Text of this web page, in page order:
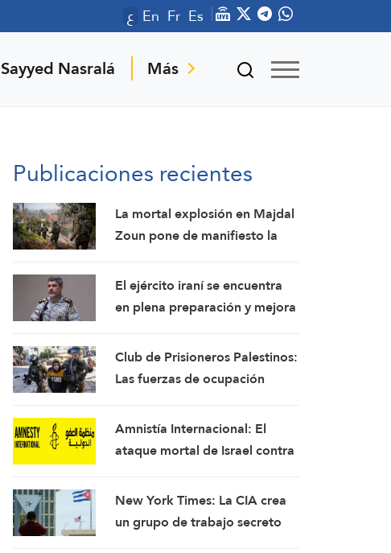
ع En Fr Es
Sayyed Nasralá Más
Publicaciones recientes
La mortal explosión en Majdal
Zoun pone de manifiesto la
y el mando político. Las
investigaciones no logran
identificar las circunstancias
El ejército iraní se encuentra
en plena preparación y mejora
capacidades de combate:
Portavoz
Club de Prisioneros Palestinos:
Las fuerzas de ocupación
interrogaron a más de 60
ciudadanos del campamento
de Qalandia
Amnistía Internacional: El
ataque mortal de Israel contra
investigarse como un crimen
de guerra
New York Times: La CIA crea
un grupo de trabajo secreto